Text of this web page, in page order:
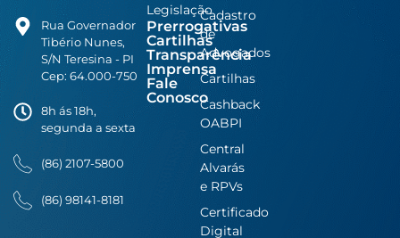
Rua Governador
Tibério Nunes,
S/N Teresina - PI
Cep: 64.000-750
8h ás 18h,
segunda a sexta
(86) 2107-5800
(86) 98141-8181
Legislação
Prerrogativas
Cartilhas
Transparência
Imprensa
Fale
Conosco
Cadastro
de
Advogados
Cartilhas
Cashback
OABPI
Central
Alvarás
e RPVs
Certificado
Digital